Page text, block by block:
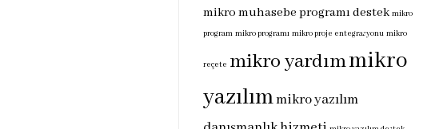
mikro muhasebe programı destek mikro
program mikro programı mikro proje entegrasyonu mikro
reçete mikro yardımmikro
yazılımmikro yazılım